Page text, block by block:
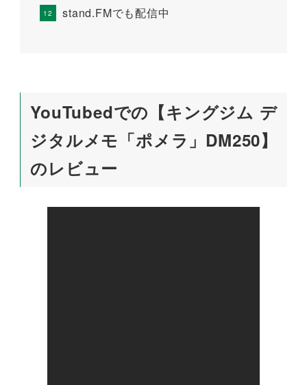
stand.FMでも配信中
YouTubedでの【キングジム デ
ジタルメモ「ポメラ」DM250】
のレビュー